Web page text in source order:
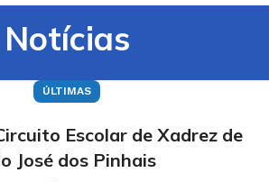
Notícias
ÚLTIMAS
Escolar de Xadrez de
José dos Pinhais